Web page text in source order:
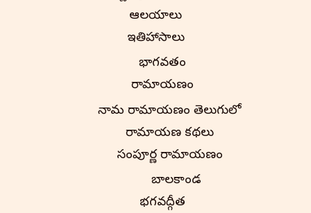
ఆలయాలు
ఇతిహాసాలు
భాగవతం
రామాయణం
నామ రామాయణం తెలుగులో
రామాయణ కథలు
సంపూర్ణ రామాయణం
బాలకాండ
భగవద్గీత